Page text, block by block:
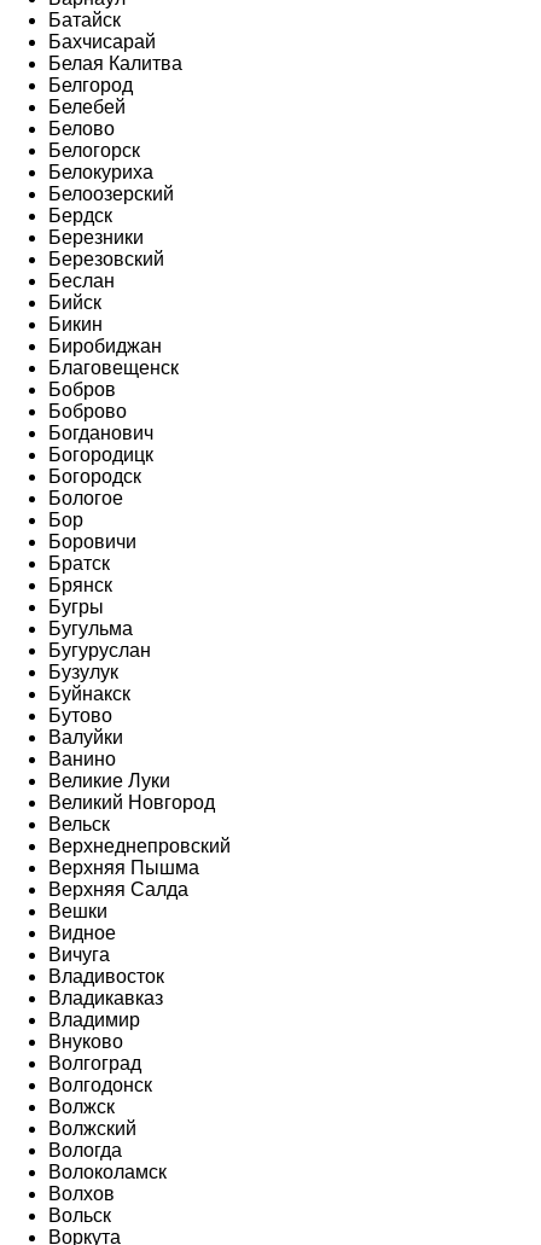
Батайск
Бахчисарай
Белая Калитва
Белгород
Белебей
Белово
Белогорск
Белокуриха
Белоозерский
Бердск
Березники
Березовский
Беслан
Бийск
Бикин
Биробиджан
Благовещенск
Бобров
Боброво
Богданович
Богородицк
Богородск
Бологое
Бор
Боровичи
Братск
Брянск
Бугры
Бугульма
Бугуруслан
Бузулук
Буйнакск
Бутово
Валуйки
Ванино
Великие Луки
Великий Новгород
Вельск
Верхнеднепровский
Верхняя Пышма
Верхняя Салда
Вешки
Видное
Вичуга
Владивосток
Владикавказ
Владимир
Внуково
Волгоград
Волгодонск
Волжск
Волжский
Вологда
Волоколамск
Волхов
Вольск
Воркута